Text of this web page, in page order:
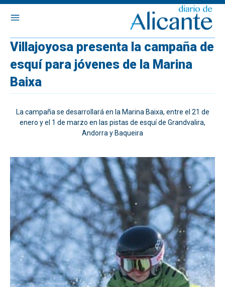
Villajoyosa presenta la campaña de
esquí para jóvenes de la Marina
Baixa
La campaña se desarrollará en la Marina Baixa, entre el 21 de
enero y el 1 de marzo en las pistas de esquí de Grandvalira,
Andorra y Baqueira